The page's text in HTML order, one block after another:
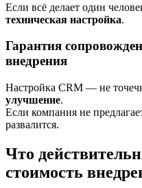
Если всё делает один
техническая настройка.
Гарантия
внедрения
Настройка CRM — не
улучшение.
Если компания не
развалится.
Что
стоимость